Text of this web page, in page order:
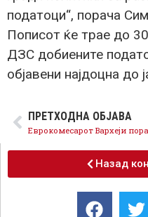
податоци“, порача
Пописот ќе трае до
ДЗС добиените
објавени најдоцна до
ПРЕТХОДНА ОБЈАВА
Назад